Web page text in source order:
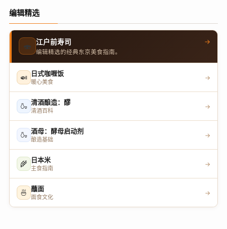
编辑精选
🍣 江户前寿司
编辑精选的经典东京美食指南。
→
🍛 日式咖喱饭
暖心美食
→
🍶 清酒酿造：醪
清酒百科
→
🍶 酒母：酵母启动剂
酿造基础
→
🌾 日本米
主食指南
→
🍜 蘸面
面食文化
→